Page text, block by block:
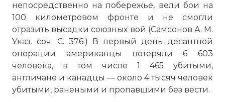
непосредственно на побережье, вели бои на
100 километровом фронте и не смогли
отразить высадки союзных вой (Самсонов А. М.
Указ. соч. С. 376.) В первый день десантной
операции американцы потеряли 6 603
человека, в том числе 1 465 убитыми,
англичане и канадцы — около 4 тысяч человек
убитыми, ранеными и пропавшими без вести.